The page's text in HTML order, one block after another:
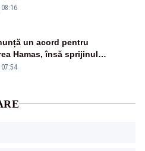
un acord pentru
Hamas, însă sprijinul
incert